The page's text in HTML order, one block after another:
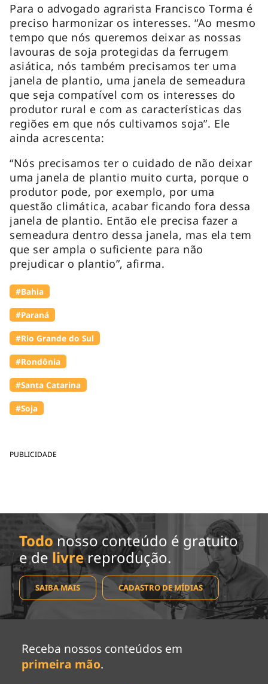
PUBLICIDADE
Para o advogado agrarista Francisco Torma é
preciso harmonizar os interesses. “Ao mesmo
tempo que nós queremos deixar as nossas
lavouras de soja protegidas da ferrugem
asiática, nós também precisamos ter uma
janela de plantio, uma janela de semeadura
que seja compatível com os interesses do
produtor rural e com as características das
regiões em que nós cultivamos soja”. Ele
ainda acrescenta:
“Nós precisamos ter o cuidado de não deixar
uma janela de plantio muito curta, porque o
produtor pode, por exemplo, por uma
questão climática, acabar ficando fora dessa
janela de plantio. Então ele precisa fazer a
semeadura dentro dessa janela, mas ela tem
que ser ampla o suficiente para não
prejudicar o plantio”, afirma.
#Bahia
#Paraná
#Rio Grande do Sul
#Rondônia
#Santa Catarina
#Soja
Todo nosso conteúdo é gratuito
e de livrereprodução.
SAIBA MAIS CADASTRO DE MÍDIAS
Receba nossos conteúdos em
primeira mão.